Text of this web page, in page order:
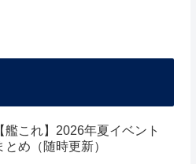
【艦これ】2026年夏イベント
とめ（随時更新）